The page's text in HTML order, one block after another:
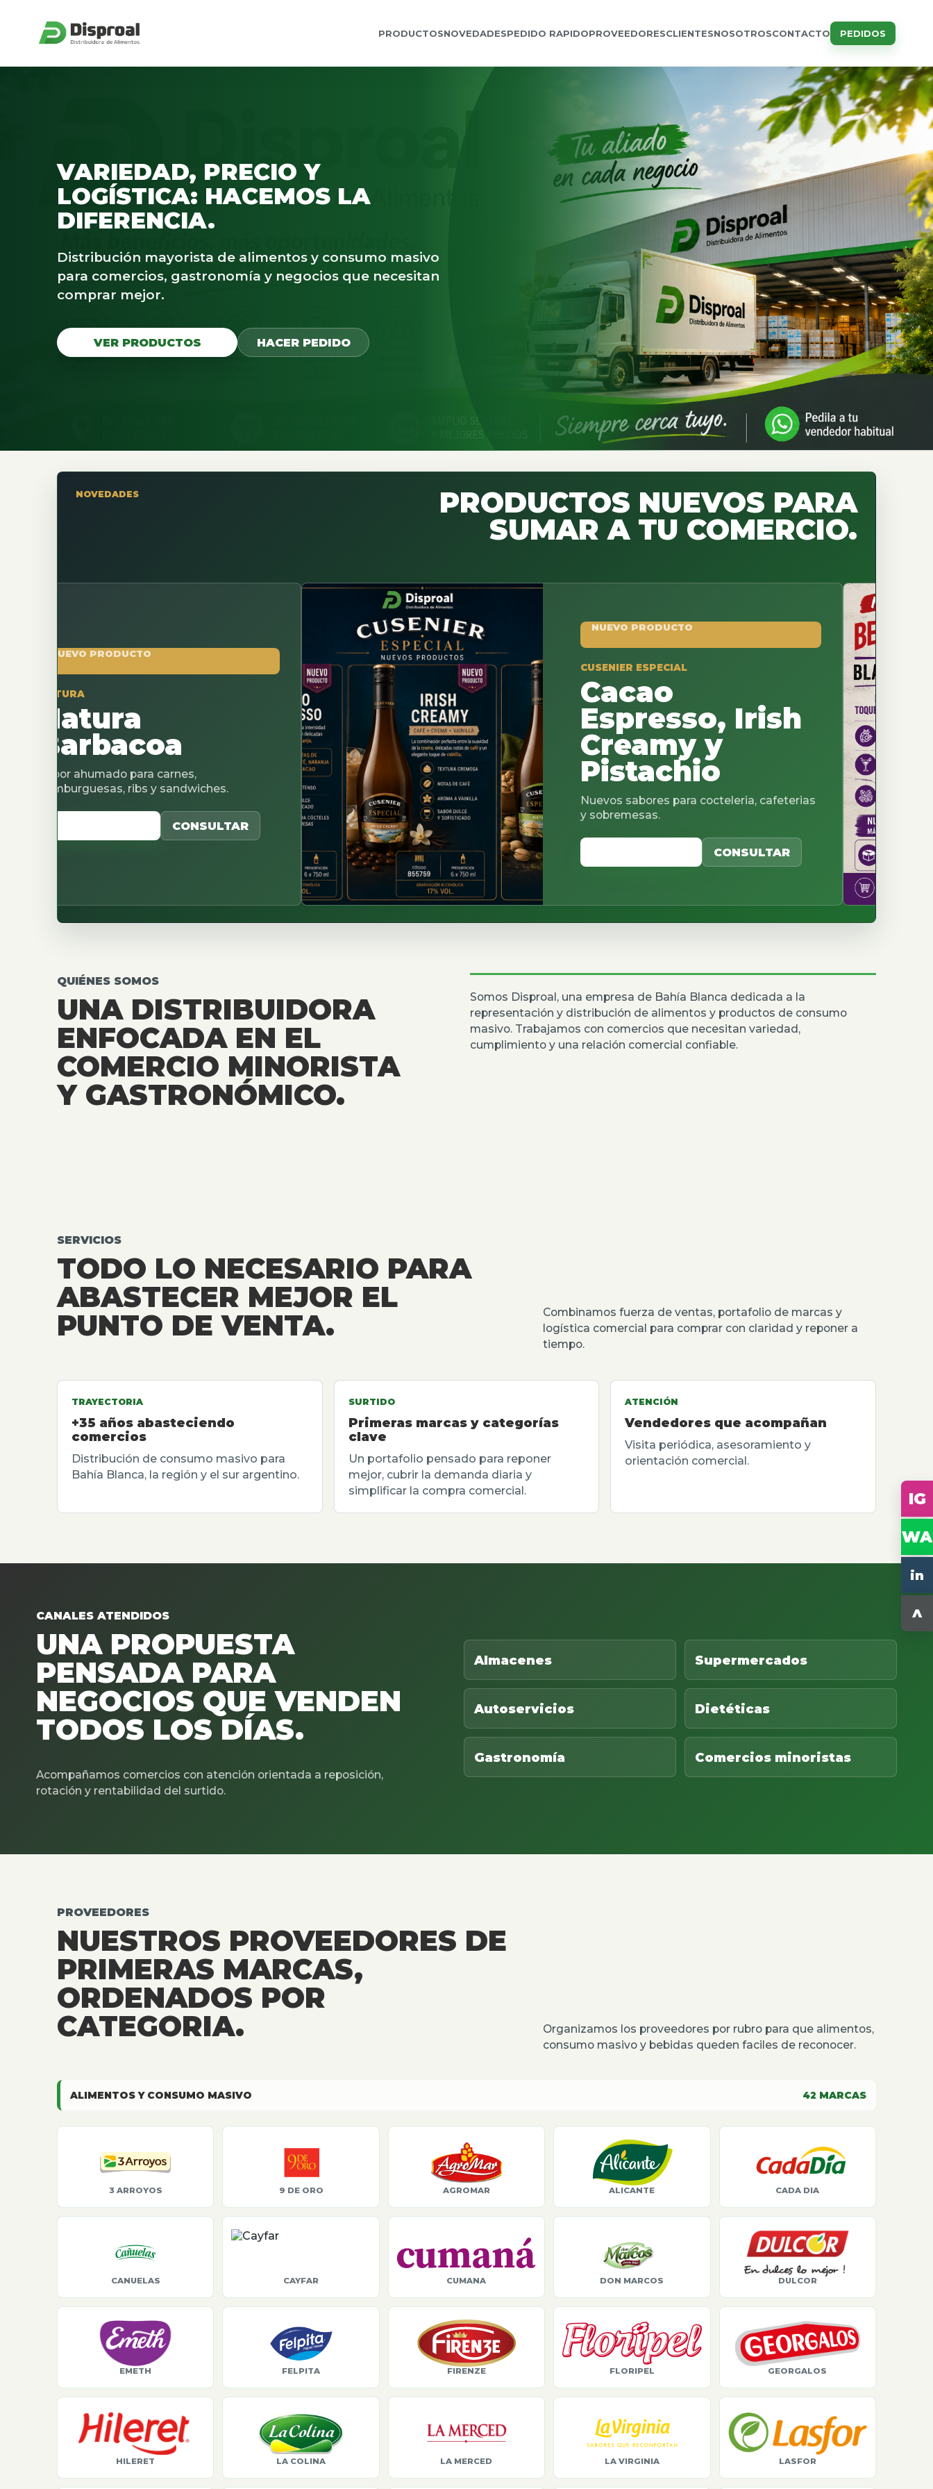
PRODUCTOSNOVEDADESPEDIDO RAPIDOPROVEEDORESCLIENTESNOSOTROSCONTACTO PEDIDOS
VARIEDAD, PRECIO Y
LOGÍSTICA: HACEMOS LA
DIFERENCIA.
Distribución mayorista de alimentos y consumo masivo
para comercios, gastronomía y negocios que necesitan
comprar mejor.
VER PRODUCTOS HACER PEDIDO
NOVEDADES PRODUCTOS NUEVOS PARA
SUMAR A TU COMERCIO.
PRODUCTO
para carnes,
ribs y sandwiches.
NUEVO PRODUCTO
CUSENIER ESPECIAL
Cacao
Espresso, Irish
Creamy y
Pistachio
Nuevos sabores para cocteleria, cafeterias
y sobremesas.
VER CATALOGO
QUIÉNES SOMOS
UNA DISTRIBUIDORA
ENFOCADA EN EL
COMERCIO MINORISTA
Y GASTRONÓMICO.
Somos Disproal, una empresa de Bahía Blanca dedicada a la
representación y distribución de alimentos y productos de consumo
masivo. Trabajamos con comercios que necesitan variedad,
cumplimiento y una relación comercial confiable.
SERVICIOS
TODO LO NECESARIO PARA
ABASTECER MEJOR EL
PUNTO DE VENTA.
Combinamos fuerza de ventas, portafolio de marcas y
logística comercial para comprar con claridad y reponer a
tiempo.
TRAYECTORIA
+35 años abasteciendo
comercios
Distribución de consumo masivo para
Bahía Blanca, la región y el sur argentino.
SURTIDO
Primeras marcas y categorías
clave
Un portafolio pensado para reponer
mejor, cubrir la demanda diaria y
simplificar la compra comercial.
ATENCIÓN
Vendedores que acompañan
Visita periódica, asesoramiento y
orientación comercial.
CANALES ATENDIDOS
UNA PROPUESTA
PENSADA PARA
NEGOCIOS QUE VENDEN
TODOS LOS DÍAS.
Acompañamos comercios con atención orientada a reposición,
rotación y rentabilidad del surtido.
Almacenes Supermercados
Autoservicios Dietéticas
Gastronomía Comercios minoristas
PROVEEDORES
NUESTROS PROVEEDORES DE
PRIMERAS MARCAS,
ORDENADOS POR
CATEGORIA.
Organizamos los proveedores por rubro para que alimentos,
consumo masivo y bebidas queden faciles de reconocer.
ALIMENTOS Y CONSUMO MASIVO 42 MARCAS
3 ARROYOS 9 DE ORO AGROMAR ALICANTE CADA DIA
CANUELAS CAYFAR CUMANA DON MARCOS DULCOR
EMETH FELPITA FIRENZE FLORIPEL GEORGALOS
HILERET LA COLINA LA MERCED LA VIRGINIA LASFOR
IG
WA
in
^